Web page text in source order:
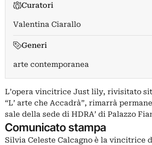
Curatori
Valentina Ciarallo
Generi
arte contemporanea
L’opera vincitrice Just lily, rivisitato
“L’ arte che Accadrà”, rimarrà
sale della sede di HDRA’ di Palazzo
Comunicato stampa
Silvia Celeste Calcagno è la vincitrice